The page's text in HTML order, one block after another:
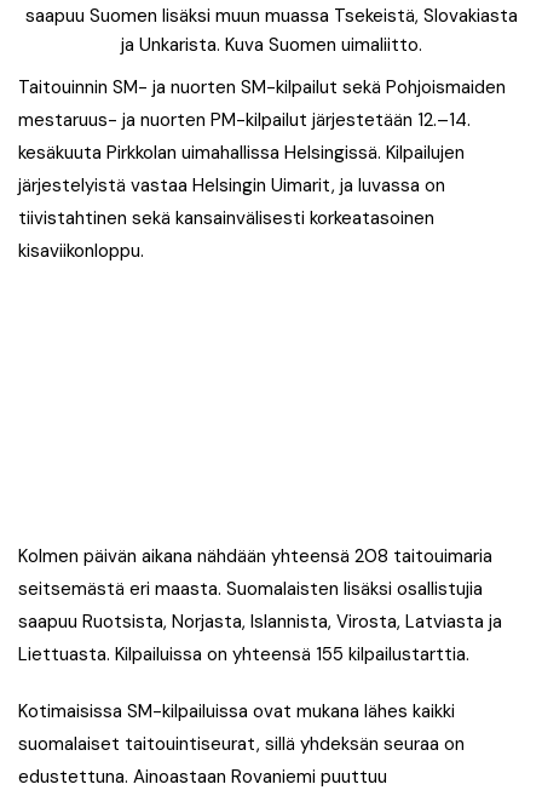
saapuu Suomen lisäksi muun muassa Tsekeistä, Slovakiasta
ja Unkarista. Kuva Suomen uimaliitto.
Taitouinnin SM- ja nuorten SM-kilpailut sekä Pohjoismaiden
mestaruus- ja nuorten PM-kilpailut järjestetään 12.–14.
kesäkuuta Pirkkolan uimahallissa Helsingissä. Kilpailujen
järjestelyistä vastaa Helsingin Uimarit, ja luvassa on
tiivistahtinen sekä kansainvälisesti korkeatasoinen
kisaviikonloppu.
Kolmen päivän aikana nähdään yhteensä 208 taitouimaria
seitsemästä eri maasta. Suomalaisten lisäksi osallistujia
saapuu Ruotsista, Norjasta, Islannista, Virosta, Latviasta ja
Liettuasta. Kilpailuissa on yhteensä 155 kilpailustarttia.
Kotimaisissa SM-kilpailuissa ovat mukana lähes kaikki
suomalaiset taitouintiseurat, sillä yhdeksän seuraa on
edustettuna. Ainoastaan Rovaniemi puuttuu